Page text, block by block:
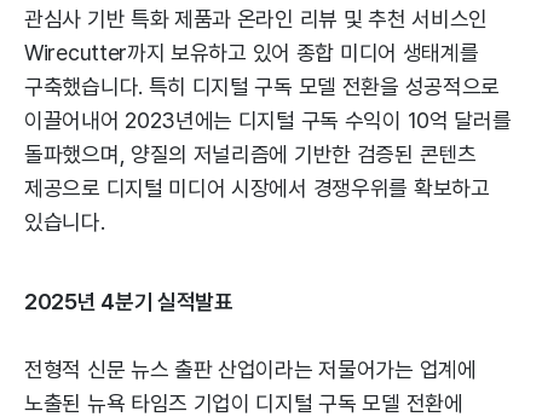
관심사 기반 특화 제품과 온라인 리뷰 및 추천 서비스인
Wirecutter까지 보유하고 있어 종합 미디어 생태계를
구축했습니다. 특히 디지털 구독 모델 전환을 성공적으로
이끌어내어 2023년에는 디지털 구독 수익이 10억 달러를
돌파했으며, 양질의 저널리즘에 기반한 검증된 콘텐츠
제공으로 디지털 미디어 시장에서 경쟁우위를 확보하고
있습니다.
2025년 4분기 실적발표
전형적 신문 뉴스 출판 산업이라는 저물어가는 업계에
노출된 뉴욕 타임즈 기업이 디지털 구독 모델 전환에